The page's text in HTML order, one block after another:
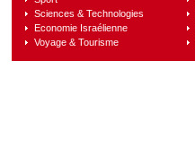
Sciences & Technologies
Economie Israélienne
Voyage & Tourisme